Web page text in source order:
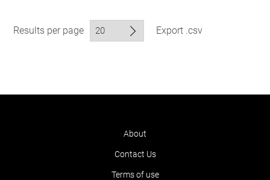
Results per page Export .csv
About
Contact Us
Terms of use